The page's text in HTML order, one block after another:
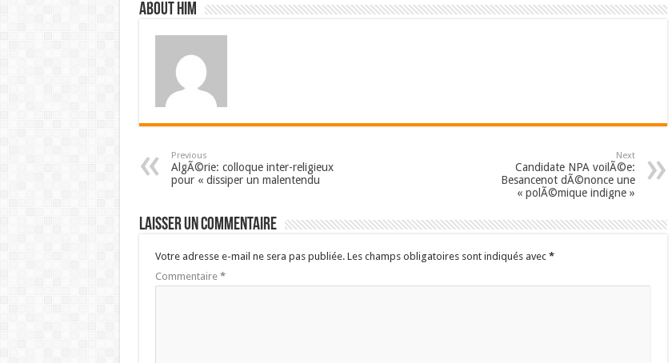
About him
Previous
AlgÃ©rie: colloque inter-religieux
pour « dissiper un malentendu
Next
Candidate NPA voilÃ©e:
Besancenot dÃ©nonce une
« polÃ©mique indigne »
Laisser un commentaire
Votre adresse e-mail ne sera pas publiée. Les champs obligatoires sont indiqués avec *
Commentaire *